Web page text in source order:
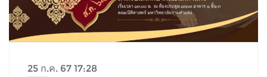
25 ก.ค. 67 17:28